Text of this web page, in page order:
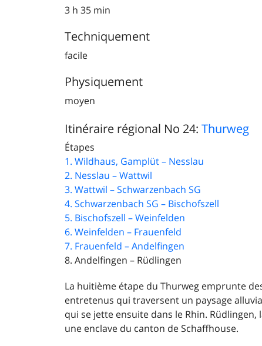
3 h 35 min
Techniquement
facile
Physiquement
moyen
Itinéraire régional No 24: Thurweg
Étapes
1. Wildhaus, Gamplüt – Nesslau
2. Nesslau – Wattwil
3. Wattwil – Schwarzenbach SG
4. Schwarzenbach SG – Bischofszell
5. Bischofszell – Weinfelden
6. Weinfelden – Frauenfeld
7. Frauenfeld – Andelfingen
8. Andelfingen – Rüdlingen
La huitième étape du Thurweg emprunte
entretenus qui traversent un paysage
qui se jette ensuite dans le Rhin. Rüdlingen,
une enclave du canton de Schaffhouse.